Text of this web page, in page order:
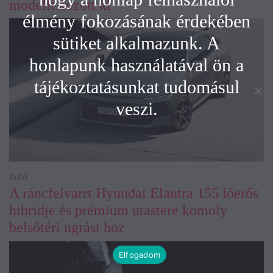
modellt hozott ki
A ráncfelvarrt Hyundai Elantra 155 lóerős
hibridje és prémium utastere komoly
belsőtéri ugrást hoz
Autó
élmény fokozásának érdekében
sütiket alkalmazunk. A
honlapunk használatával ön a
tájékoztatásunkat tudomásul
veszi.
Elfogadom